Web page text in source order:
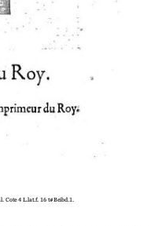
Cote 4 L.lat.f. 16 t#Beibd.1.